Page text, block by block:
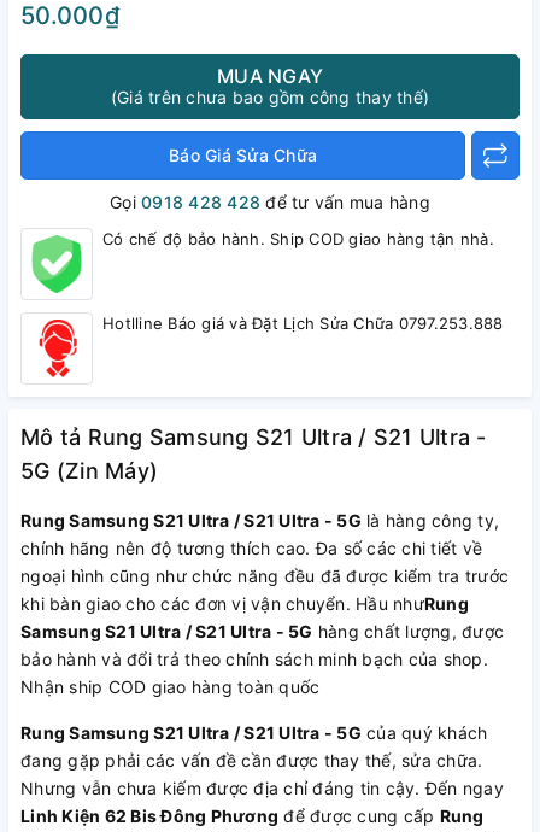
50.000₫
MUA NGAY
(Giá trên chưa bao gồm công thay thế)
Báo Giá Sửa Chữa
Gọi0918 428 428 để tư vấn mua hàng
Có chế độ bảo hành. Ship COD giao hàng tận nhà.
Hotlline Báo giá và Đặt Lịch Sửa Chữa 0797.253.888
Mô tả Rung Samsung S21 Ultra / S21 Ultra -
5G (Zin Máy)
Rung Samsung S21 Ultra / S21 Ultra - 5G là hàng công ty,
chính hãng nên độ tương thích cao. Đa số các chi tiết về
ngoại hình cũng như chức năng đều đã được kiểm tra trước
khi bàn giao cho các đơn vị vận chuyển. Hầu nhưRung
Samsung S21 Ultra / S21 Ultra - 5G hàng chất lượng, được
bảo hành và đổi trả theo chính sách minh bạch của shop.
Nhận ship COD giao hàng toàn quốc
Rung Samsung S21 Ultra / S21 Ultra - 5G của quý khách
đang gặp phải các vấn đề cần được thay thế, sửa chữa.
Nhưng vẫn chưa kiếm được địa chỉ đáng tin cậy. Đến ngay
Linh Kiện 62 Bis Đông Phương để được cung cấp Rung